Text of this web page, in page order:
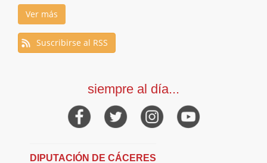
Ver más
Suscribirse al RSS
siempre al día...
DIPUTACIÓN DE CÁCERES